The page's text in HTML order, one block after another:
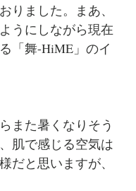
りました。まあ、
うにしながら現在
「舞-HiME」のイ
また暑くなりそう
肌で感じる空気は
だと思いますが、